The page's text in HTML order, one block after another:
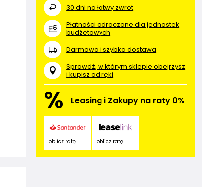
30 dni na łatwy zwrot
Płatności odroczone dla jednostek
budżetowych
Darmowa i szybka dostawa
Sprawdź, w którym sklepie obejrzysz
i kupisz od ręki
% Leasing i Zakupy na raty 0%
oblicz ratę oblicz ratę